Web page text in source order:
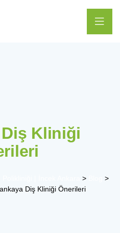
Kliniği
>
>
Diş Kliniği Önerileri